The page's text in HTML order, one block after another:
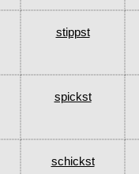
stippst
spickst
schickst